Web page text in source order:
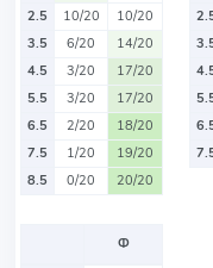
2.5
10/20
10/20
3.5
6/20
14/20
4.5
3/20
17/20
5.5
3/20
17/20
6.5
2/20
18/20
7.5
1/20
19/20
8.5
0/20 20/20
Ф